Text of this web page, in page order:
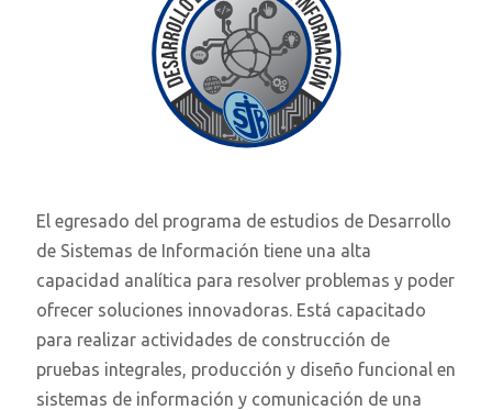
El egresado del programa de estudios de Desarrollo
de Sistemas de Información tiene una alta
capacidad analítica para resolver problemas y poder
ofrecer soluciones innovadoras. Está capacitado
para realizar actividades de construcción de
pruebas integrales, producción y diseño funcional en
sistemas de información y comunicación de una